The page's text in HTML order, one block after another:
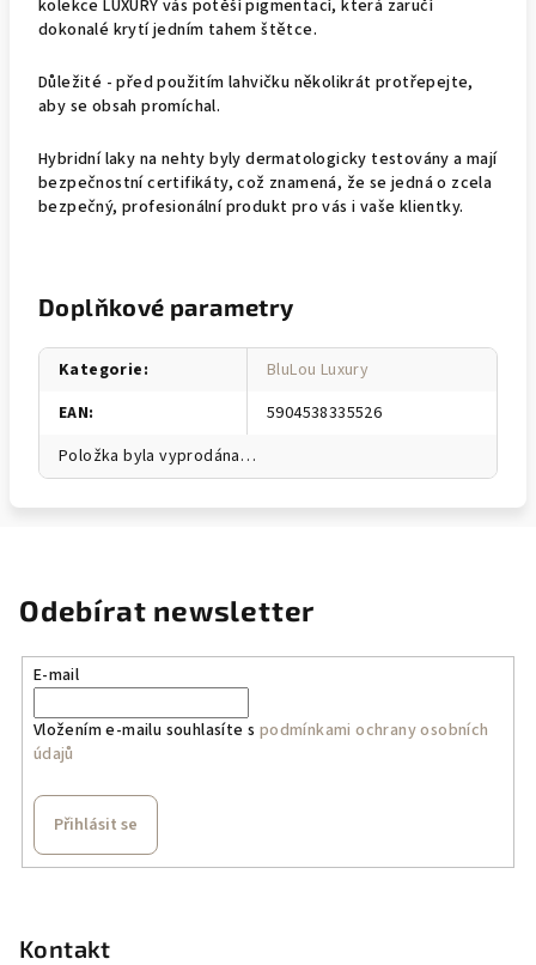
kolekce LUXURY vás potěší pigmentací, která zaručí
dokonalé krytí jedním tahem štětce.
Důležité - před použitím lahvičku několikrát protřepejte,
aby se obsah promíchal.
Hybridní laky na nehty byly dermatologicky testovány a mají
bezpečnostní certifikáty, což znamená, že se jedná o zcela
bezpečný, profesionální produkt pro vás i vaše klientky.
Doplňkové parametry
Kategorie:
BluLou Luxury
EAN:
5904538335526
Položka byla vyprodána…
Odebírat newsletter
E-mail
Vložením e-mailu souhlasíte s podmínkami ochrany osobních
údajů
Přihlásit se
Kontakt